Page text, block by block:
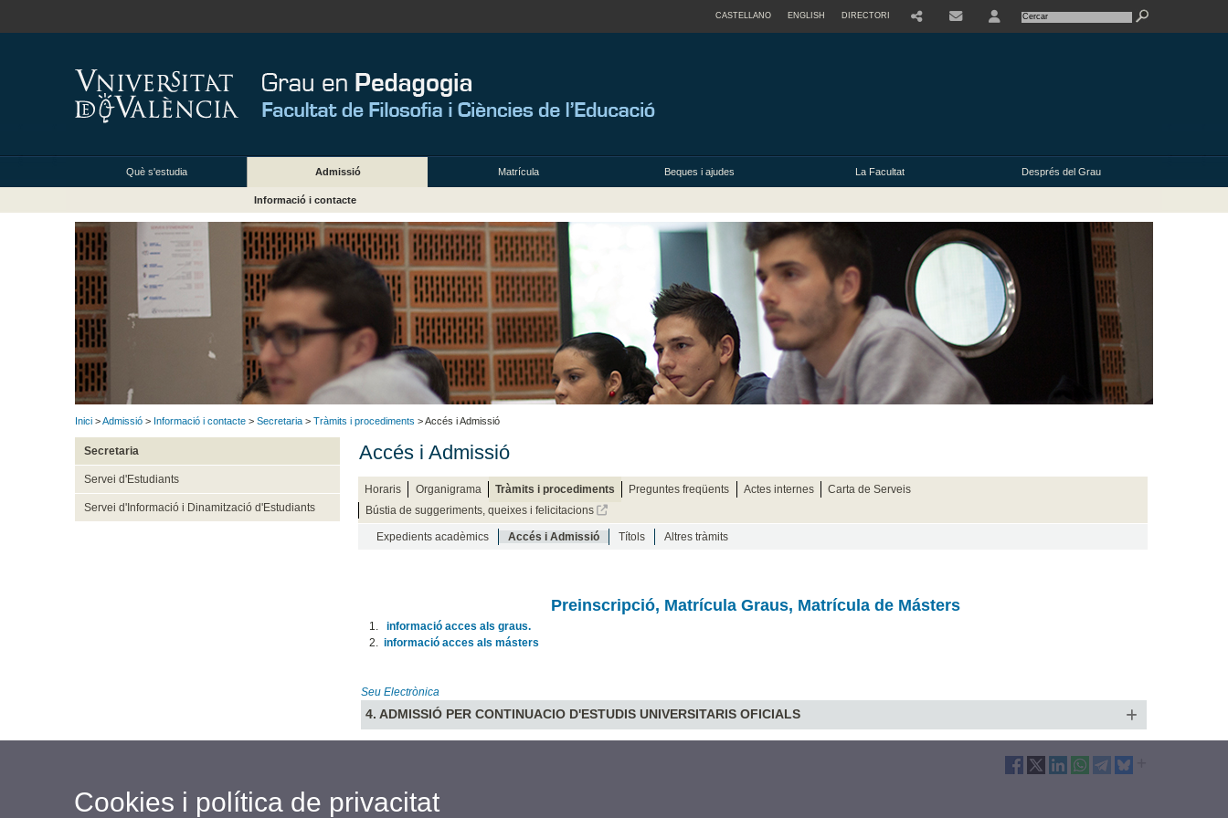
CASTELLANO ENGLISH DIRECTORI
Què s'estudia Admissió Matrícula Beques i ajudes La Facultat Després del Grau
Informació i contacte
Inici >Admissió > Informació i contacte > Secretaria > Tràmits i procediments > Accés i Admissió
Secretaria
Servei d'Estudiants
Servei d'Informació i Dinamització d'Estudiants
Accés i Admissió
Horaris Organigrama Tràmits i procediments Preguntes freqüents Actes internes
Carta de Serveis
Bústia de suggeriments, queixes i felicitacions
Expedients acadèmics Accés i Admissió Títols Altres tràmits
Preinscripció, Matrícula Graus, Matrícula de Másters
informació acces als graus.
informació acces als másters
Seu Electrònica
4. ADMISSIÓ PER CONTINUACIO D'ESTUDIS UNIVERSITARIS OFICIALS
Cookies i política de privacitat